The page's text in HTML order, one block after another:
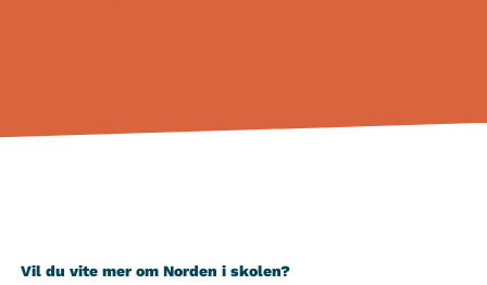
Vil du vite mer om Norden i skolen?